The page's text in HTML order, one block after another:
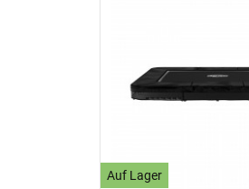
Auf Lager